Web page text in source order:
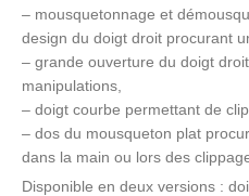
– mousquetonnage et
design du doigt droit procurant
– grande ouverture du doigt
manipulations,
– doigt courbe permettant de
– dos du mousqueton plat
dans la main ou lors des
Disponible en deux versions :